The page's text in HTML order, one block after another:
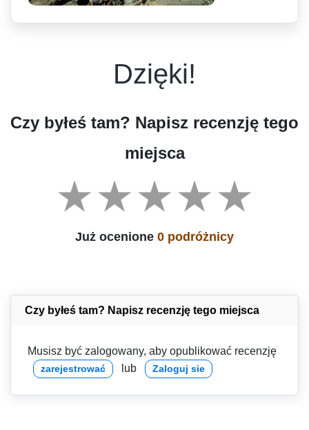
Dzięki!
Czy byłeś tam? Napisz recenzję tego
miejsca
Już ocenione 0 podróżnicy
Czy byłeś tam? Napisz recenzję tego miejsca
Musisz być zalogowany, aby opublikować recenzję
zarejestrować lub Zaloguj sie